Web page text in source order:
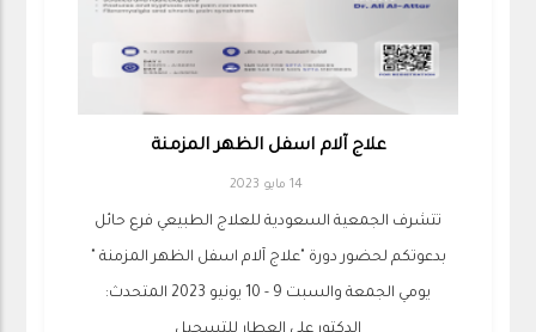
علاج آلام اسفل الظهر المزمنة
14 مايو 2023
تتشرف الجمعية السعودية للعلاج الطبيعي فرع حائل
بدعوتكم لحضور دورة "علاج آلام اسفل الظهر المزمنة "
يومي الجمعة والسبت 9 - 10 يونيو 2023 المتحدث: